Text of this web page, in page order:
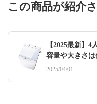
この商品が紹介
【2025最新】4
容量や大きさは
2025/04/01